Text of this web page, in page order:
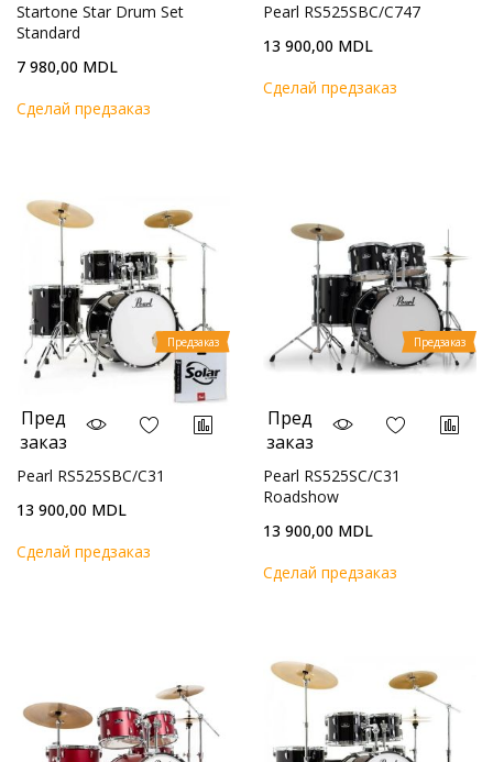
Startone Star Drum Set
Standard
7 980,00 MDL
Cделай предзаказ
Pearl RS525SBC/C747
13 900,00 MDL
Cделай предзаказ
Предзаказ
Пред
заказ
Pearl RS525SBC/C31
13 900,00 MDL
Cделай предзаказ
Предзаказ
Пред
заказ
Pearl RS525SC/C31
Roadshow
13 900,00 MDL
Cделай предзаказ